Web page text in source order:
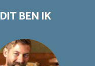
DIT BEN IK